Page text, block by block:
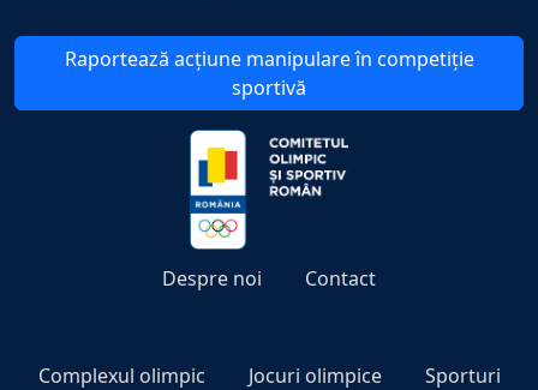
Raportează acțiune manipulare în competiție
sportivă
Despre noi Contact
Complexul olimpic Jocuri olimpice Sporturi